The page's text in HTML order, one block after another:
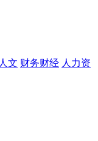
文 财务财经 人力资